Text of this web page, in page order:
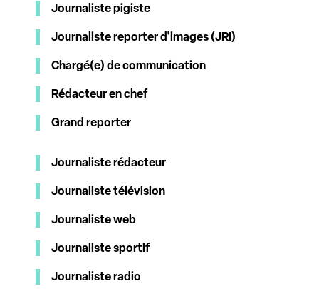
Journaliste pigiste
Journaliste reporter d'images (JRI)
Chargé(e) de communication
Rédacteur en chef
Grand reporter
Journaliste rédacteur
Journaliste télévision
Journaliste web
Journaliste sportif
Journaliste radio